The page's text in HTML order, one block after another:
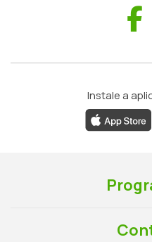
Instale a